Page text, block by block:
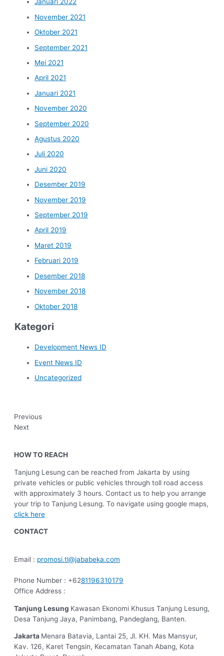
Januari 2022
November 2021
Oktober 2021
September 2021
Mei 2021
April 2021
Januari 2021
November 2020
September 2020
Agustus 2020
Juli 2020
Juni 2020
Desember 2019
November 2019
September 2019
April 2019
Maret 2019
Februari 2019
Desember 2018
November 2018
Oktober 2018
Kategori
Development News ID
Event News ID
Uncategorized
Previous
Next
HOW TO REACH
Tanjung Lesung can be reached from Jakarta by using
private vehicles or public vehicles through toll road access
with approximately 3 hours. Contact us to help you arrange
your trip to Tanjung Lesung. To navigate using google maps,
click here
CONTACT
Email : promosi.tl@jababeka.com
Phone Number : +6281196310179
Office Address :
Tanjung Lesung Kawasan Ekonomi Khusus Tanjung Lesung,
Desa Tanjung Jaya, Panimbang, Pandeglang, Banten.
Jakarta Menara Batavia, Lantai 25, Jl. KH. Mas Mansyur,
Kav. 126, Karet Tengsin, Kecamatan Tanah Abang, Kota